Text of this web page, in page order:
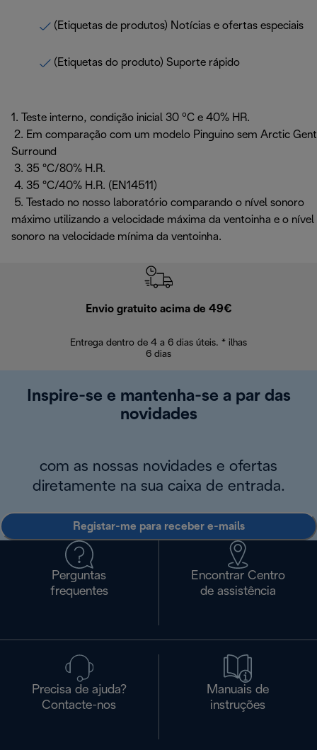
(Etiquetas de produtos) Notícias e ofertas especiais
(Etiquetas do produto) Suporte rápido
1. Teste interno, condição inicial 30 ºC e 40% HR.
2. Em comparação com um modelo Pinguino sem Arctic
Surround
3. 35 °C/80% H.R.
4. 35 °C/40% H.R. (EN14511)
5. Testado no nosso laboratório comparando o nível sonoro
máximo utilizando a velocidade máxima da ventoinha e o nível
sonoro na velocidade mínima da ventoinha.
Envio gratuito acima de 49€
Entrega dentro de 4 a 6 dias úteis. * ilhas
6 dias
Inspire-se e mantenha-se a par das
novidades
com as nossas novidades e ofertas
diretamente na sua caixa de entrada.
Registar-me para receber e-mails
Perguntas
frequentes
Encontrar Centro
de assistência
Precisa de ajuda?
Contacte-nos
Manuais de
instruções